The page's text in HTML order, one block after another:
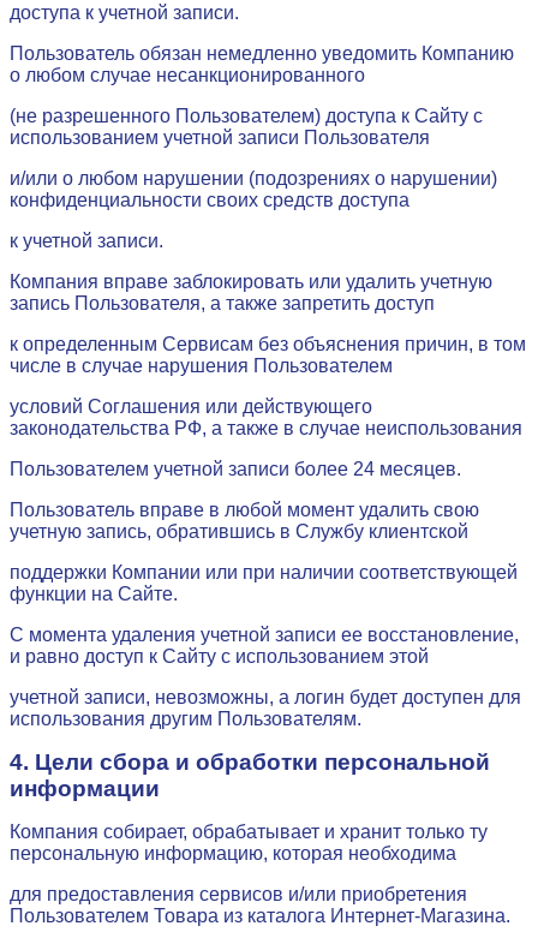
доступа к учетной записи.
Пользователь обязан немедленно уведомить Компанию
о любом случае несанкционированного
(не разрешенного Пользователем) доступа к Сайту с
использованием учетной записи Пользователя
и/или о любом нарушении (подозрениях о нарушении)
конфиденциальности своих средств доступа
к учетной записи.
Компания вправе заблокировать или удалить учетную
запись Пользователя, а также запретить доступ
к определенным Сервисам без объяснения причин, в том
числе в случае нарушения Пользователем
условий Соглашения или действующего
законодательства РФ, а также в случае неиспользования
Пользователем учетной записи более 24 месяцев.
Пользователь вправе в любой момент удалить свою
учетную запись, обратившись в Службу клиентской
поддержки Компании или при наличии соответствующей
функции на Сайте.
С момента удаления учетной записи ее восстановление,
и равно доступ к Сайту с использованием этой
учетной записи, невозможны, а логин будет доступен для
использования другим Пользователям.
4. Цели сбора и обработки персональной
информации
Компания собирает, обрабатывает и хранит только ту
персональную информацию, которая необходима
для предоставления сервисов и/или приобретения
Пользователем Товара из каталога Интернет-Магазина.